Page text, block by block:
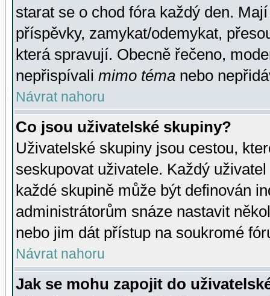
starat se o chod fóra každý den.
příspěvky, zamykat/odemykat,
která spravují. Obecně řečeno,
nepřispívali mimo téma nebo
Návrat nahoru
Co jsou uživatelské skupiny?
Uživatelské skupiny jsou cestou,
seskupovat uživatele. Každý
každé skupině může být definován
administrátorům snáze nastavit
nebo jim dát přístup na soukromé
Návrat nahoru
Jak se mohu zapojit do